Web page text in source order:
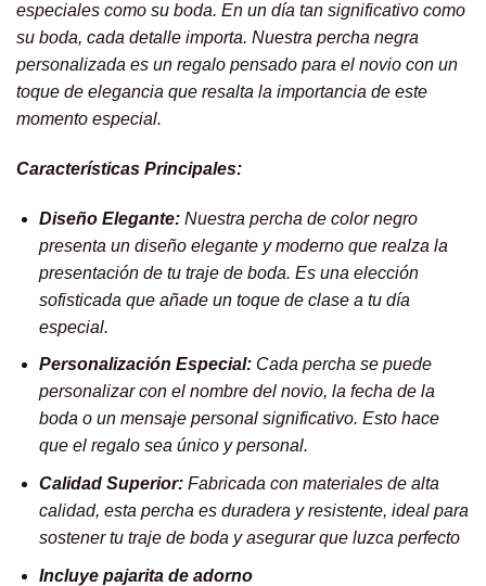
especiales como su boda. En un día tan significativo como
su boda, cada detalle importa. Nuestra percha negra
personalizada es un regalo pensado para el novio con un
toque de elegancia que resalta la importancia de este
momento especial.
Características Principales:
Diseño Elegante:Nuestra percha de color negro
presenta un diseño elegante y moderno que realza la
presentación de tu traje de boda. Es una elección
sofisticada que añade un toque de clase a tu día
especial.
Personalización Especial:Cada percha se puede
personalizar con el nombre del novio, la fecha de la
boda o un mensaje personal significativo. Esto hace
que el regalo sea único y personal.
Calidad Superior:Fabricada con materiales de alta
calidad, esta percha es duradera y resistente, ideal para
sostener tu traje de boda y asegurar que luzca perfecto
Incluye pajarita de adorno